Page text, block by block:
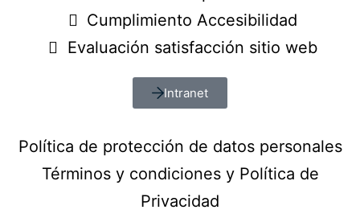
Cumplimiento Accesibilidad
Evaluación satisfacción sitio web
Intranet
Política de protección de datos personales
Términos y condiciones y Política de
Privacidad